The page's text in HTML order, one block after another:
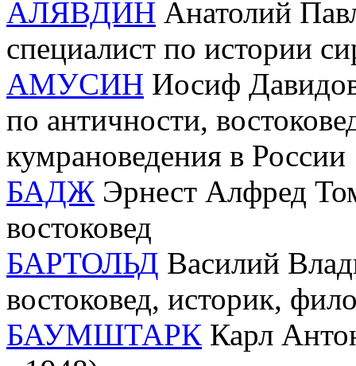
АЛЯВДИН Анатолий
специалист по истории
АМУСИН Иосиф
по античности,
кумрановедения в России
БАДЖ Эрнест Алфред
востоковед
БАРТОЛЬД Василий
востоковед, историк,
БАУМШТАРК Карл